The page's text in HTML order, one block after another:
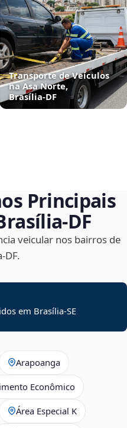
Transporte de Veículos
na Asa Norte,
Brasília‑DF
Principais
veicular nos bairros de
em Brasília-SE
Arapoanga
Econômico
Área Especial K